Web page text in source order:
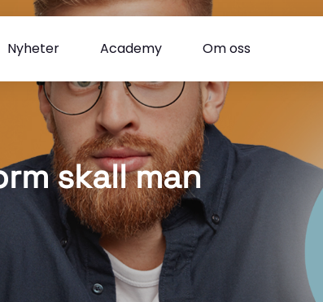
Nyheter Academy Om oss
skall man